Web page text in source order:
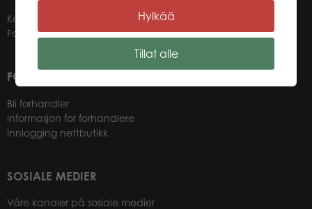
Kontakter
Forhandlere
FOR VÅRE KUNDER
Bli forhandler
Informasjon for forhandlere
Innlogging nettbutikk
SOSIALE MEDIER
Våre kanaler på sosiale medier
Hylkää
Tillat alle